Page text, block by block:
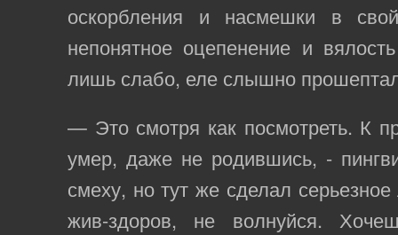
оскорбления и насмешки в
непонятное оцепенение и
лишь слабо, еле слышно
— Это смотря как посмотреть. К
умер, даже не родившись, -
смеху, но тут же сделал
жив-здоров, не волнуйся.